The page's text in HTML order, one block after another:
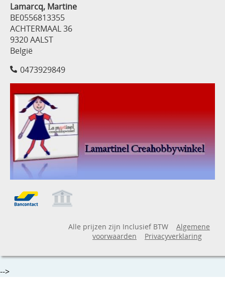
Lamarcq, Martine
BE0556813355
ACHTERMAAL 36
9320 AALST
België
0473929849
Alle prijzen zijn Inclusief BTW
Algemene
voorwaarden
Privacyverklaring
-->